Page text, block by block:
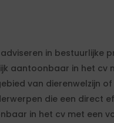
in bestuurlijke
aantoonbaar in het cv
van dierenwelzijn
die een direct
in het cv met een